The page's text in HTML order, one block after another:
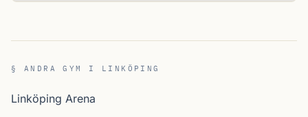
§ ANDRA GYM I LINKÖPING
Linköping Arena